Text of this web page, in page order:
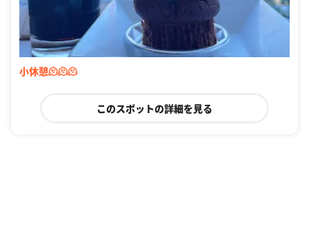
小休憩🫠🫠🫠
このスポットの詳細を見る